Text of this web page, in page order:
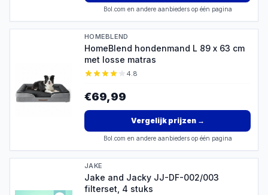
Bol.com en andere aanbieders op één pagina
HOMEBLEND
HomeBlend hondenmand L 89 x 63 cm
met losse matras
4.8
€69,99
Vergelijk prijzen→
Bol.com en andere aanbieders op één pagina
JAKE
Jake and Jacky JJ-DF-002/003
filterset, 4 stuks